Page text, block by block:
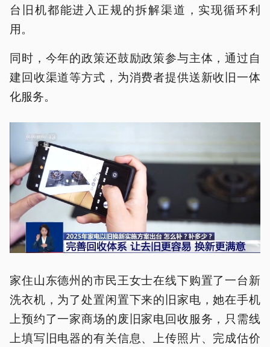
台旧机都能进入正规的拆解渠道，实现循环利
用。
同时，今年的政策还鼓励政策参与主体，通过自
建回收渠道等方式，为消费者提供送新收旧一体
化服务。
家住山东德州的市民王女士在线下购置了一台新
洗衣机，为了处置闲置下来的旧家电，她在手机
上预约了一家商场的废旧家电回收服务，只需线
上填写旧电器的有关信息、上传照片、完成估价